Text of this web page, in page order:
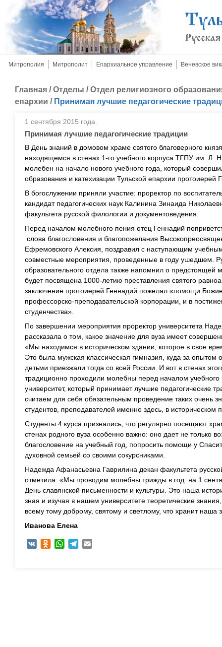
Митрополия Митрополит Епархиальное управление Веневское
Главная /Отделы /Отдел религиозного
епархии / Принимая лучшие педагогические
1 сентября 2015 года.
Принимая лучшие педагогические традиции
В День знаний в домовом храме святого благоверного
находящемся в стенах 1-го учебного корпуса ТГПУ им. Л.
молебен на начало нового учебного года, который
образования и катехизации Тульской епархии протоиерей
В богослужении приняли участие: проректор по
кандидат педагогических наук Калинина Зинаида
факультета русской филологии и документоведения.
Перед началом молебного пения отец Геннадий
слова благословения и благопожелания
Ефремовского Алексия, поздравил с наступающим
совместные мероприятия, проведенные в году ушедшем.
образовательного отдела также напомнил о предстоящей
будет посвящена 1000-летию преставления святого
заключение протоиерей Геннадий пожелал «помощи
профессорско-преподавательской корпорации, и в
студенчества».
По завершении мероприятия проректор университета
рассказала о том, какое значение для вуза имеет
«Мы находимся в историческом здании, которое в свое
Это была мужская классическая гимназия, куда за опытом
детьми приезжали тогда со всей России. И вот в стенах
традиционно проходили молебны перед началом учебного
университет, который принимает лучшие педагогические
считаем для себя обязательным проведение таких очень
студентов, преподавателей именно здесь, в
Студенты 4 курса признались, что регулярно посещают
стенах родного вуза особенно важно: оно дает не только
благословение на учебный год, попросить помощи у
духовной семьей со своими сокурсниками.
Надежда Афанасьевна Гаврилина декан факультета
отметила: «Мы проводим молебны трижды в год: на 1
День славянской письменности и культуры. Это наша
зная и изучая в нашем университете теоретические
всему тому доброму, святому и светлому, что хранит наша
Иванова Елена
VK Odnoklassniki
WhatsAppTelegram